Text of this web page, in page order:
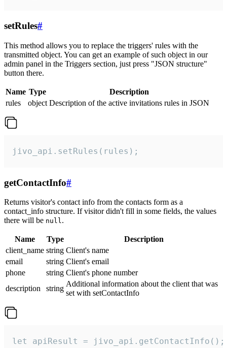
setRules#
This method allows you to replace the triggers' rules with the
transmitted object. You can get an example of such object in our
admin panel in the Triggers section, just press "JSON structure"
button there.
Name Type
Description
rules
object Description of the active invitations rules in JSON
jivo_api.setRules(rules);
getContactInfo#
Returns visitor's contact info from the contacts form as a
contact_info structure. If visitor didn't fill in some fields, the values
there will be null.
Name Type
Description
client_name string Client's name
email
string Client's email
phone
string Client's phone number
description
string
Additional information about the client that was
set with setContactInfo
let apiResult = jivo_api.getContactInfo();